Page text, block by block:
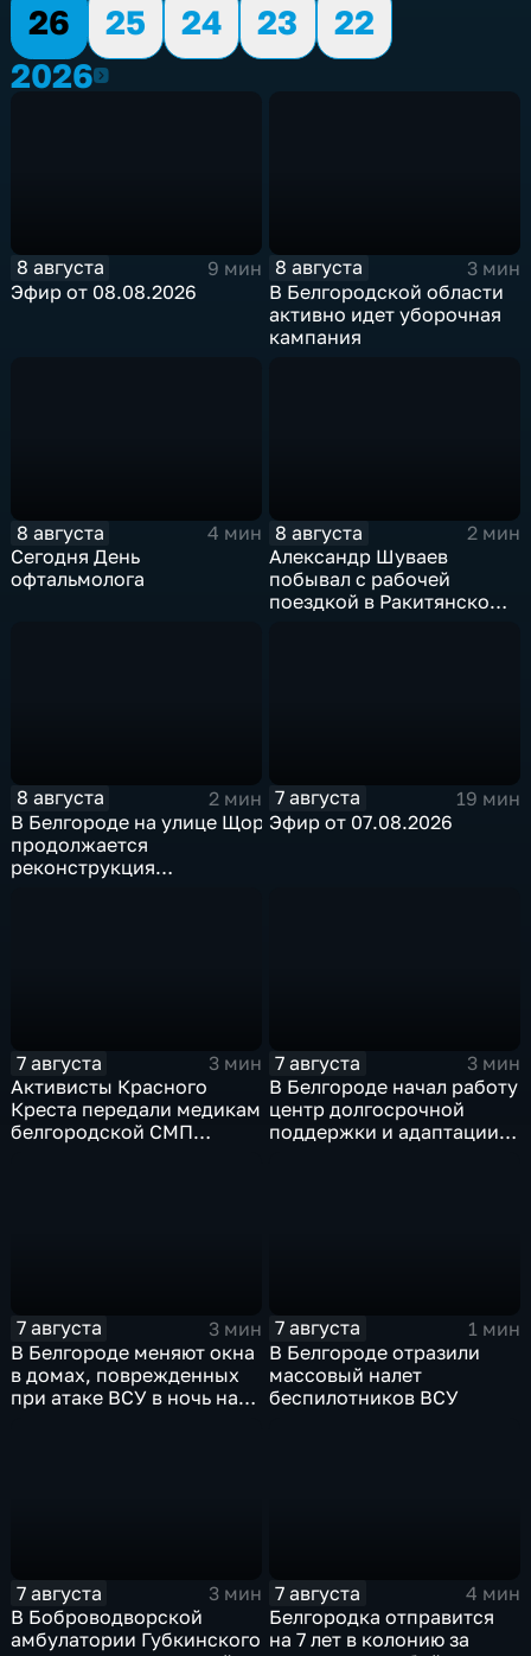
26
25 24 23
22
20262026
8 августа
9 мин
Эфир от 08.08.2026
8 августа
3 мин
В Белгородской области
активно идет уборочная
кампания
8 августа
4 мин
Сегодня День
офтальмолога
8 августа
2 мин
Александр Шуваев
побывал с рабочей
поездкой в Ракитянском
8 августа
2 мин
В Белгороде на улице Щорса
продолжается
реконструкция
7 августа
19 мин
Эфир от 07.08.2026
7 августа
3 мин
Активисты Красного
Креста передали медикам
белгородской СМП
7 августа
3 мин
В Белгороде начал работу
центр долгосрочной
поддержки и адаптации
7 августа
3 мин
В Белгороде меняют окна
в домах, поврежденных
при атаке ВСУ в ночь на
7 августа
1 мин
В Белгороде отразили
массовый налет
беспилотников ВСУ
7 августа
3 мин
В Боброводворской
амбулатории Губкинского
7 августа
4 мин
Белгородка отправится
на 7 лет в колонию за